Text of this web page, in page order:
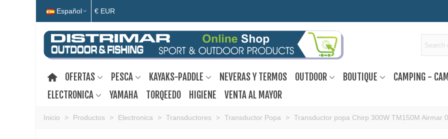
Español € EUR
OFERTAS PESCA KAYAKS-PADDLE NEVERAS Y TERMOS OUTDOOR BOUTIQUE CAMPING -
ELECTRONICA
YAMAHA TORQEEDO HIGIENE VENTA AL MAYOR
Inicio > Productos > Electronica > Transductores > Transductor Popa > Transductor popa Chirp 300W TM150M Airmar